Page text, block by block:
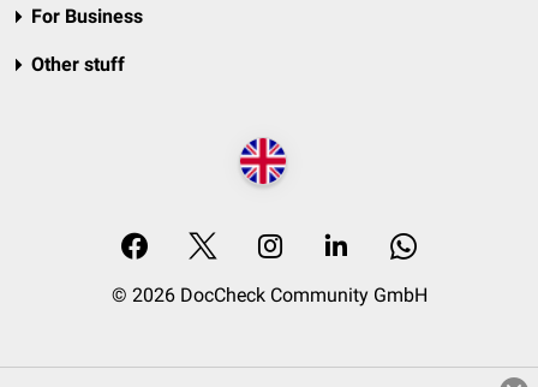
For Business
Other stuff
© 2026 DocCheck Community GmbH